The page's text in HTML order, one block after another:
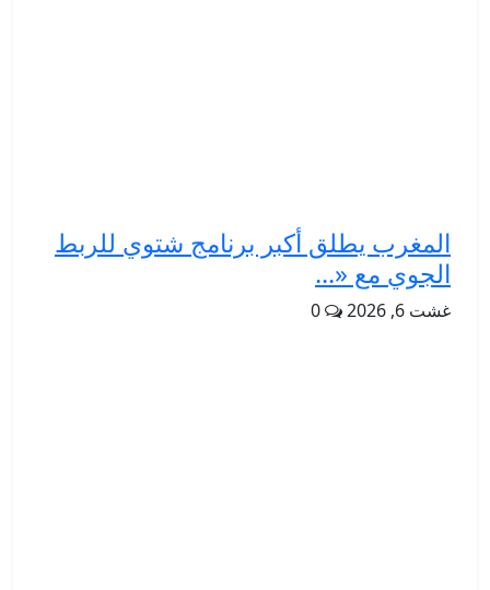
المغرب يطلق أكبر برنامج شتوي للربط
الجوي مع «...
غشت 6, 2026 0